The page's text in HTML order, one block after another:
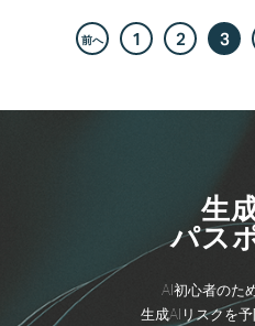
前へ 1 2 3
生
パス
AI初心者のた
生成AIリスクを